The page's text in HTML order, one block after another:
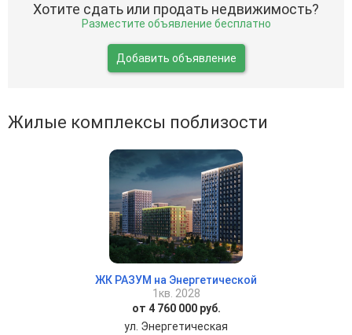
Хотите сдать или продать недвижимость?
Разместите объявление бесплатно
Добавить объявление
Жилые комплексы поблизости
ЖК РАЗУМ на Энергетической
1кв. 2028
от 4 760 000 руб.
ул. Энергетическая